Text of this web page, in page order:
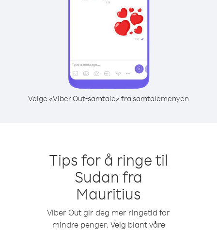
Velge «Viber Out-samtale» fra samtalemenyen
Tips for å ringe til
Sudan fra
Mauritius
Viber Out gir deg mer ringetid for
mindre penger. Velg blant våre